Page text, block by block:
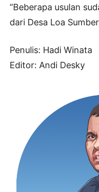
“Beberapa usulan
dari Desa Loa
Penulis: Hadi Winata
Editor: Andi Desky